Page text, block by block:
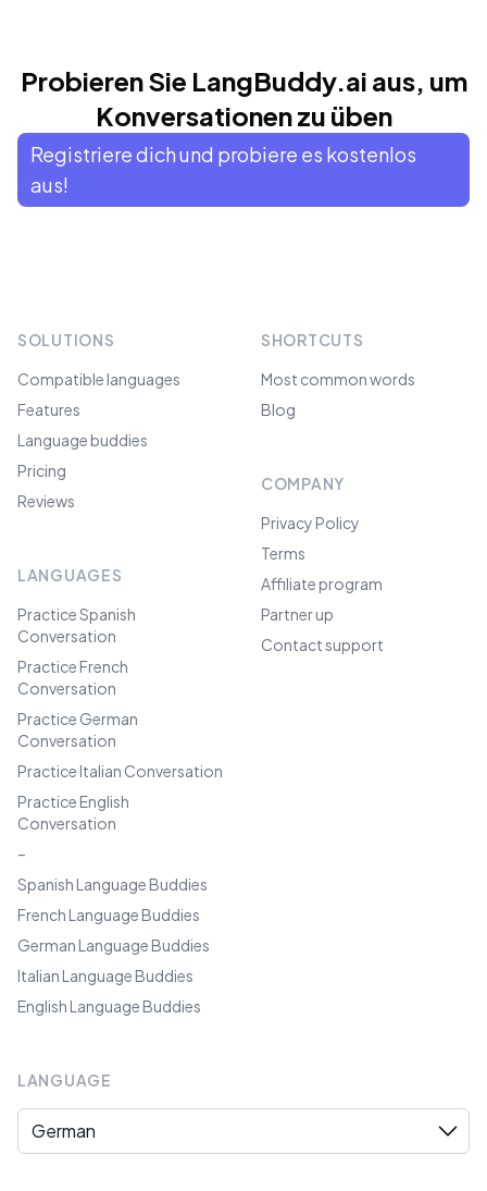
Probieren Sie LangBuddy.ai aus, um
Konversationen zu üben
Registriere dich und probiere es kostenlos
aus!
SOLUTIONS
Compatible languages
Features
Language buddies
Pricing
Reviews
LANGUAGES
Practice Spanish
Conversation
Practice French
Conversation
Practice German
Conversation
Practice Italian Conversation
Practice English
Conversation
–
Spanish Language Buddies
French Language Buddies
German Language Buddies
Italian Language Buddies
English Language Buddies
SHORTCUTS
Most common words
Blog
COMPANY
Privacy Policy
Terms
Affiliate program
Partner up
Contact support
LANGUAGE
Language